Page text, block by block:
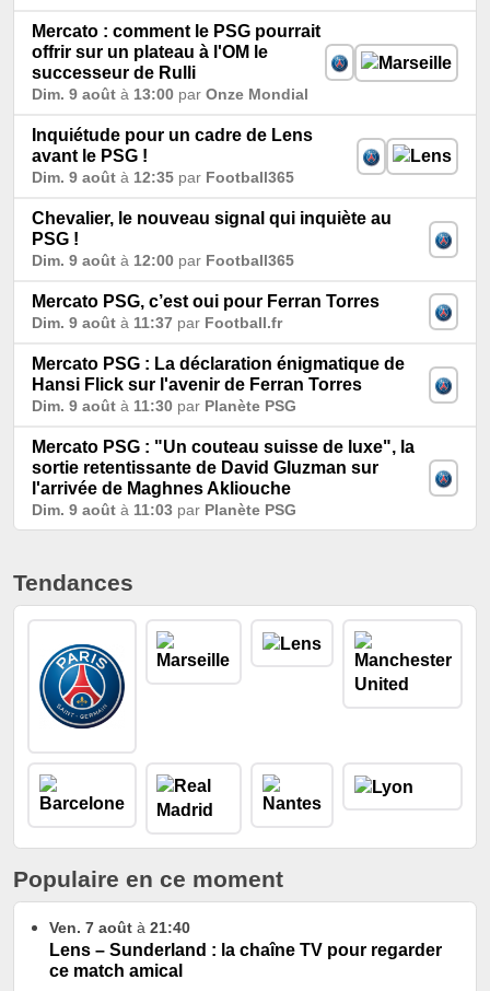
Mercato : comment le PSG pourrait
offrir sur un plateau à l'OM le
successeur de Rulli
Dim. 9 août à 13:00 par Onze Mondial
Inquiétude pour un cadre de Lens
avant le PSG !
Dim. 9 août à 12:35 par Football365
Chevalier, le nouveau signal qui inquiète au
PSG !
Dim. 9 août à 12:00 par Football365
Mercato PSG, c’est oui pour Ferran Torres
Dim. 9 août à 11:37 par Football.fr
Mercato PSG : La déclaration énigmatique de
Hansi Flick sur l'avenir de Ferran Torres
Dim. 9 août à 11:30 par Planète PSG
Mercato PSG : "Un couteau suisse de luxe", la
sortie retentissante de David Gluzman sur
l'arrivée de Maghnes Akliouche
Dim. 9 août à 11:03 par Planète PSG
Tendances
Populaire en ce moment
Ven. 7 août à 21:40
Lens – Sunderland : la chaîne TV pour regarder
ce match amical